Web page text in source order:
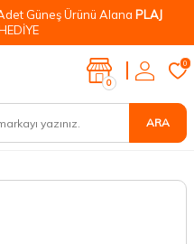
Güneş Ürünü Alana PLAJ
ARA
0
0